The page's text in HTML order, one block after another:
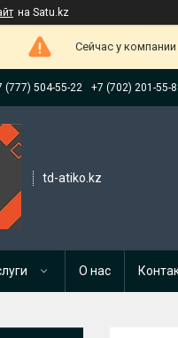
на Satu.kz
Сейчас у
(777) 504-55-22 +7 (702) 201-55-
td-atiko.kz
О нас